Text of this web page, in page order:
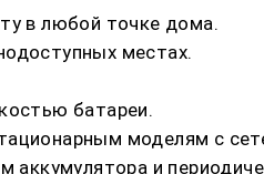
в любой точке дома.
местах.
батареи.
моделям с
аккумулятора и